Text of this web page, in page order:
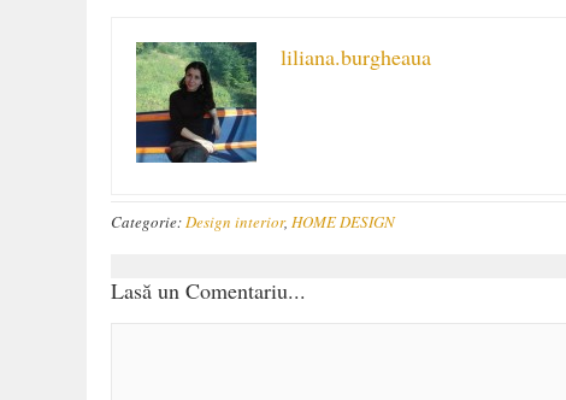
liliana.burgheaua
Categorie:Design interior, HOME DESIGN
Lasă un Comentariu...